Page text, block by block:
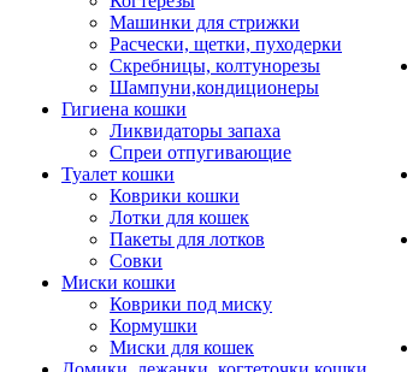
Машинки для стрижки
Расчески, щетки, пуходерки
Скребницы, колтунорезы
Шампуни,кондиционеры
Гигиена кошки
Ликвидаторы запаха
Спреи отпугивающие
Туалет кошки
Коврики кошки
Лотки для кошек
Пакеты для лотков
Совки
Миски кошки
Коврики под миску
Кормушки
Миски для кошек